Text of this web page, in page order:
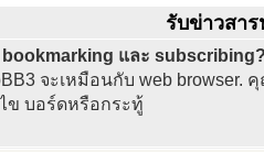
รับข่าวสา
และ
จะเหมือนกับ web
ข บอร์ดหรือกระทู้